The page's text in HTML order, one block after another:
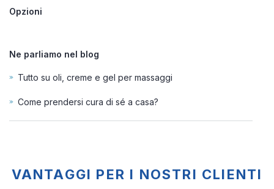
Opzioni
Ne parliamo nel blog
Tutto su oli, creme e gel per massaggi
Come prendersi cura di sé a casa?
VANTAGGI PER I NOSTRI CLIENTI